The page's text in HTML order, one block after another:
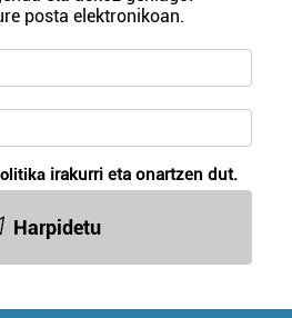
posta elektronikoan.
irakurri eta onartzen dut.
Harpidetu